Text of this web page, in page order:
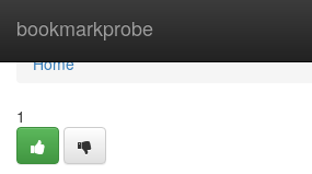
bookmarkprobe
Home
Home
1